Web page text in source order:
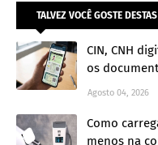
TALVEZ VOCÊ GOSTE
CIN, CNH
os
Agosto 04, 2026
Como
menos na